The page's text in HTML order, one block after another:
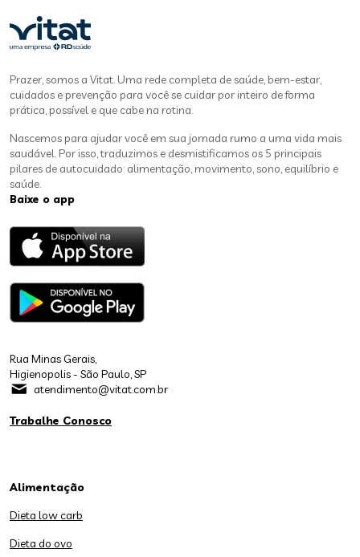
Prazer, somos a Vitat. Uma rede completa de saúde, bem-estar,
cuidados e prevenção para você se cuidar por inteiro de forma
prática, possível e que cabe na rotina.
Nascemos para ajudar você em sua jornada rumo a uma vida mais
saudável. Por isso, traduzimos e desmistificamos os 5 principais
pilares de autocuidado: alimentação, movimento, sono, equilíbrio e
saúde.
Baixe o app
Rua Minas Gerais,
Higienopolis - São Paulo, SP
atendimento@vitat.com.br
Trabalhe Conosco
Alimentação
Dieta low carb
Dieta do ovo